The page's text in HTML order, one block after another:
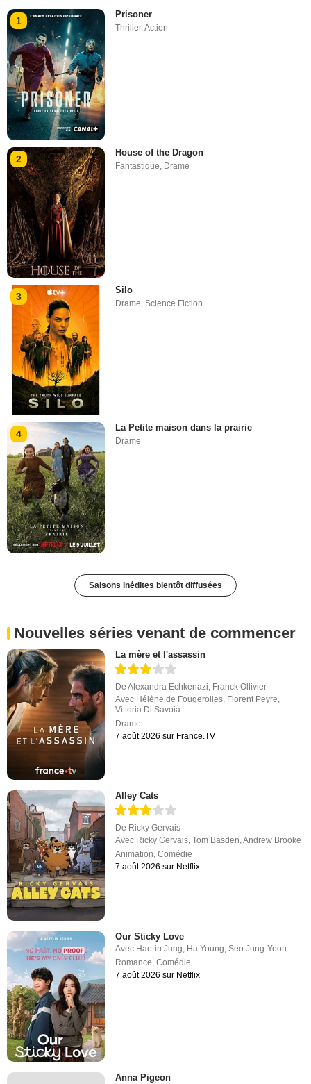
1
Prisoner
Thriller,Action
2
House of the Dragon
Fantastique Drame
3
Silo
Drame,Science Fiction
4
La Petite maison dans la prairie
Drame
Saisons inédites bientôt diffusées
Nouvelles séries venant de commencer
La mère et l'assassin
DeAlexandra Echkenazi Franck Ollivier
Avec Hélène de Fougerolles Florent Peyre
Vittoria Di Savoia
Drame
7 août 2026 sur France.TV
Alley Cats
De Ricky Gervais
Avec Ricky Gervais,Tom Basden,Andrew Brooke
Animation,Comédie
7 août 2026 sur Netflix
Our Sticky Love
Avec Hae-in Jung, Ha Young,Seo Jung-Yeon
Romance,Comédie
7 août 2026 sur Netflix
Anna Pigeon